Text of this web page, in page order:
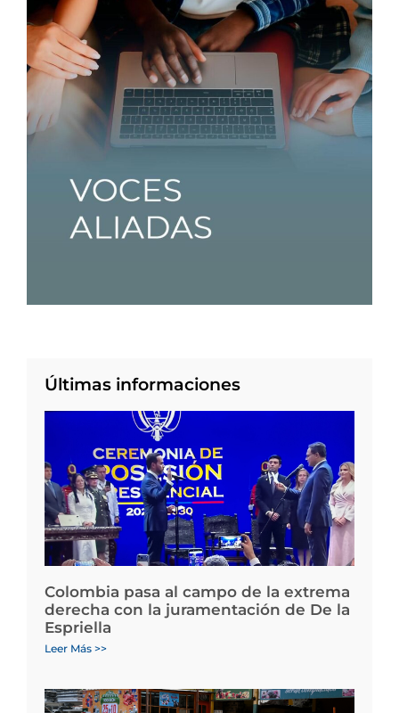
Últimas informaciones
Colombia pasa al campo de la extrema
derecha con la juramentación de De la
Espriella
Leer Más >>